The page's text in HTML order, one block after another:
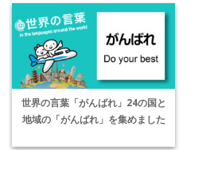
世界の言葉「がんばれ」24の国と
地域の「がんばれ」を集めました